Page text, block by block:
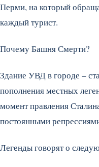
Перми, на который
каждый турист.
Почему Башня Смерти?
Здание УВД в городе –
пополнения местных
момент правления
постоянными
Легенды говорят о